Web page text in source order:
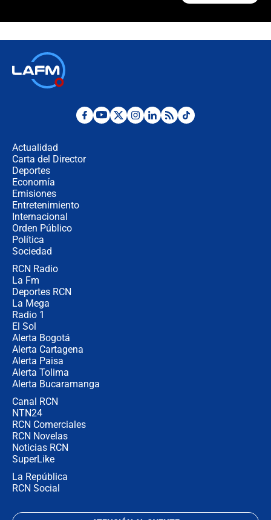
Posesión de Abelardo De La Espriella
Actualidad
Carta del Director
Deportes
Economía
Emisiones
Entretenimiento
Internacional
Orden Público
Política
Sociedad
RCN Radio
La Fm
Deportes RCN
La Mega
Radio 1
El Sol
Alerta Bogotá
Alerta Cartagena
Alerta Paisa
Alerta Tolima
Alerta Bucaramanga
Canal RCN
NTN24
RCN Comerciales
RCN Novelas
Noticias RCN
SuperLike
La República
RCN Social